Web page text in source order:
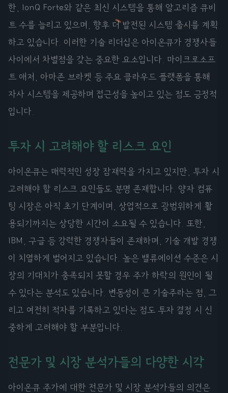
한, IonQ Forte와 같은 최신 시스템을 통해 알고리즘 큐비
트 수를 늘리고 있으며, 향후 더 발전된 시스템 출시를 계획
하고 있습니다. 이러한 기술 리더십은 아이온큐가 경쟁사들
사이에서 차별점을 갖는 중요한 요소입니다. 마이크로소프
트 애저, 아마존 브라켓 등 주요 클라우드 플랫폼을 통해
자사 시스템을 제공하며 접근성을 높이고 있는 점도 긍정적
입니다.
투자 시 고려해야 할 리스크 요인
아이온큐는 매력적인 성장 잠재력을 가지고 있지만, 투자 시
고려해야 할 리스크 요인들도 분명 존재합니다. 양자 컴퓨
팅 시장은 아직 초기 단계이며, 상업적으로 광범위하게 활
용되기까지는 상당한 시간이 소요될 수 있습니다. 또한,
IBM, 구글 등 강력한 경쟁자들이 존재하며, 기술 개발 경쟁
이 치열하게 벌어지고 있습니다. 높은 밸류에이션 수준은 시
장의 기대치가 충족되지 못할 경우 주가 하락의 원인이 될
수 있다는 분석도 있습니다. 변동성이 큰 기술주라는 점, 그
리고 여전히 적자를 기록하고 있다는 점도 투자 결정 시 신
중하게 고려해야 할 부분입니다.
전문가 및 시장 분석가들의 다양한 시각
아이온큐 주가에 대한 전문가 및 시장 분석가들의 의견은